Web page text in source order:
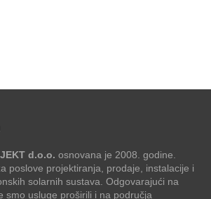
d.o.o. osnovana je 2008. godine.
poslove projektiranja, prodaje, instalacije i
solarnih sustava. Odgovarajući na
smo usluge proširili i na područja